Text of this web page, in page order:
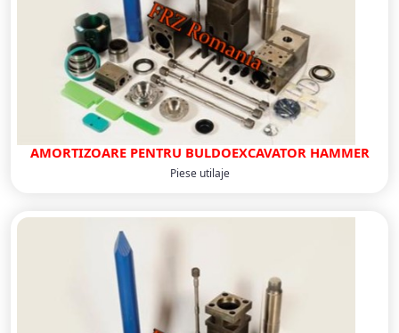
AMORTIZOARE PENTRU BULDOEXCAVATOR HAMMER
Piese utilaje